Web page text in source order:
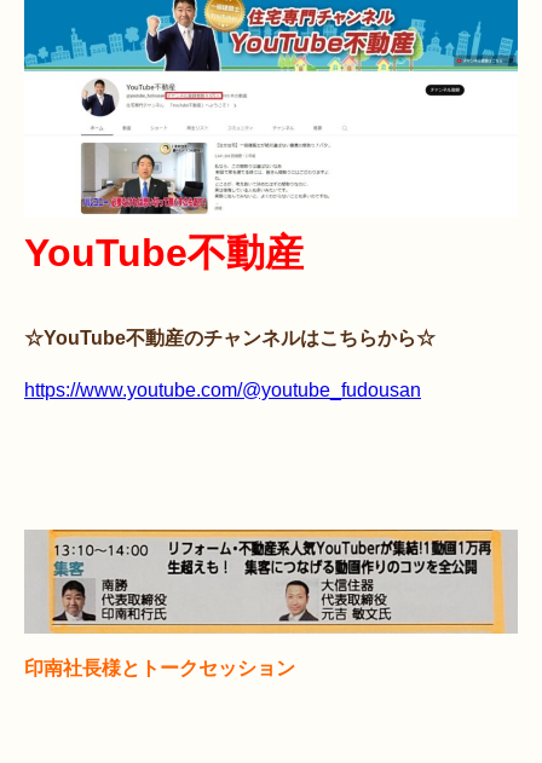
YouTube不動産
☆YouTube不動産のチャンネルはこちらから☆
https://www.youtube.com/@youtube_fudousan
印南社長様とトークセッション